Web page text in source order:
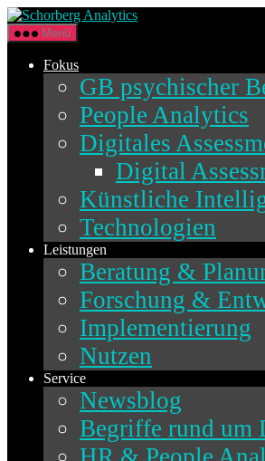
Direkt
zum
Inhalt
wechseln
Schorberg
Menü
Fokus
GB psychischer
People Analytics
Digitales
Digital
Künstliche
Technologien
Leistungen
Beratung &
Forschung &
Implementierung
Nutzen
Service
Newsblog
Begriffe rund um